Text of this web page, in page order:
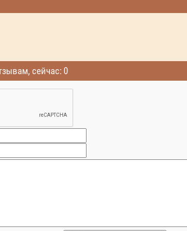
сейчас: 0